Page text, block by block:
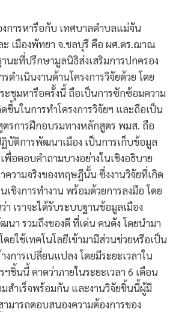
งการหารือกับ เทศบาลตำบลแม่จัน
ะ เมืองพัทยา จ.ชลบุรี คือ ผศ.ดร.ฌาณ
านะที่ปรึกษามูลนิธิส่งเสริมการปกครอง
ดำเนินงานด้านโครงการวิจัยด้วย โดย
ะชุมหารือครั้งนี้ ถือเป็นการซักซ้อมความ
ขึ้นในการทำโครงการวิจัยฯ และถือเป็น
รการฝึกอบรมทางหลักสูตร พมส. ถือ
ฏิบัติการพัฒนาเมือง เป็นการเก็บข้อมูล
พื่อตอบคำถามบางอย่างในเชิงอธิบาย
วามจริงของทฤษฎีนั้น ซึ่งงานวิจัยที่เกิด
ชิงการทำงาน พร้อมด้วยการลงมือ โดย
า เราจะได้รับระบบฐานข้อมูลเมือง
นา รวมถึงของดี ที่เด่น คนดัง โดยนำมา
ยใช้เทคโนโลยีเข้ามามีส่วนช่วยหรือเป็น
งการเปลี่ยนแปลง โดยมีระยะเวลาใน
ฯชิ้นนี้ คาดว่าภายในระยะเวลา 6 เดือน
มสำเร็จพร้อมกัน และงานวิจัยชิ้นนี้ผู้มี
ามารถตอบสนองความต้องการของ